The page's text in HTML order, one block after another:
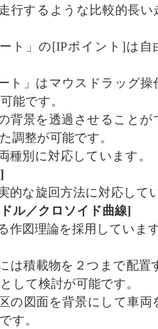
行するような比較的長
ト」の[IPポイント]は
ト」はマウスドラッグ
能です。
背景を透過させること
調整が可能です。
種別に対応しています
的な旋回方法に対応して
ル／クロソイド曲線]
作図理論を採用していま
は積載物を２つまで配
して検討が可能です。
の図面を背景にして車
す。